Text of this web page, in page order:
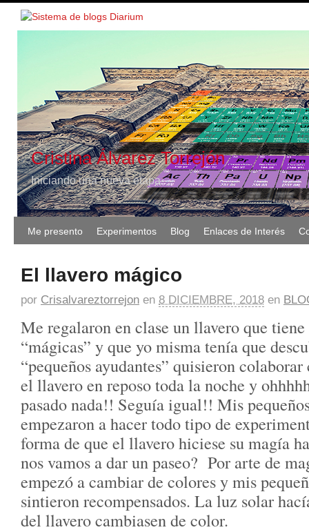
Cristina Álvarez Torrejón
Iniciando una nueva etapa
Me presento Experimentos Blog Enlaces de Interés
El llavero mágico
por Crisalvareztorrejon en 8 DICIEMBRE, 2018 en
Me regalaron en clase un llavero que
“mágicas” y que yo misma tenía que
“pequeños ayudantes” quisieron
el llavero en reposo toda la noche y
pasado nada!! Seguía igual!! Mis
empezaron a hacer todo tipo de
forma de que el llavero hiciese su magía
nos vamos a dar un paseo? Por arte de
empezó a cambiar de colores y mis
sintieron recompensados. La luz solar
del llavero cambiasen de color.